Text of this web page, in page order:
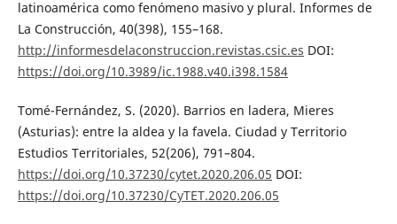
latinoamérica como fenómeno masivo y plural. Informes de
La Construcción, 40(398), 155–168.
http://informesdelaconstruccion.revistas.csic.es DOI:
https://doi.org/10.3989/ic.1988.v40.i398.1584
Tomé-Fernández, S. (2020). Barrios en ladera, Mieres
(Asturias): entre la aldea y la favela. Ciudad y Territorio
Estudios Territoriales, 52(206), 791–804.
https://doi.org/10.37230/cytet.2020.206.05 DOI:
https://doi.org/10.37230/CyTET.2020.206.05